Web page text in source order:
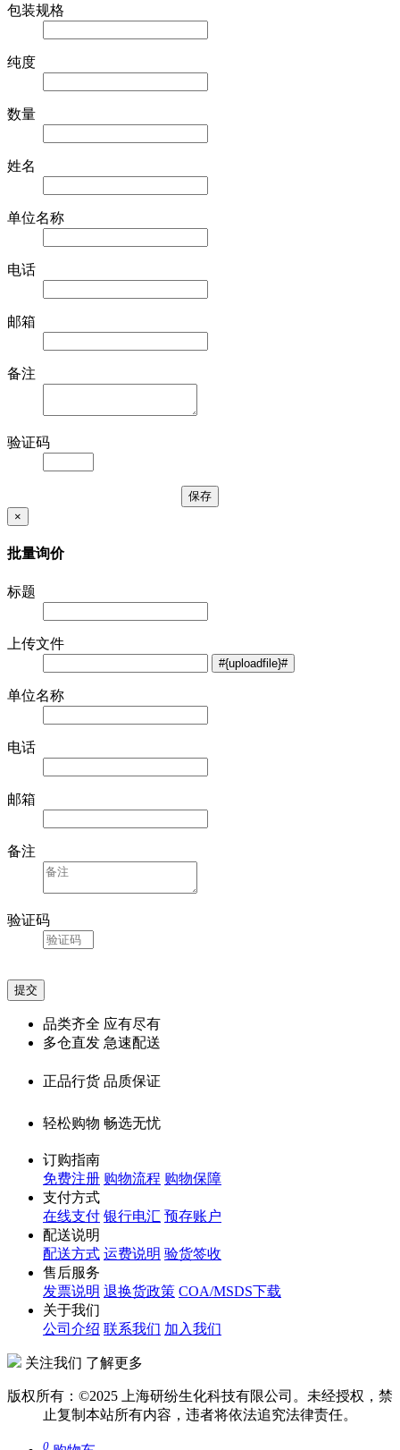
包装规格
纯度
数量
姓名
单位名称
电话
邮箱
备注
验证码
×
批量询价
标题
上传文件
单位名称
电话
邮箱
备注
验证码
品类齐全 应有尽有
多仓直发 急速配送
正品行货 品质保证
轻松购物 畅选无忧
订购指南
免费注册 购物流程 购物保障
支付方式
在线支付 银行电汇 预存账户
配送说明
配送方式 运费说明 验货签收
售后服务
发票说明 退换货政策 COA/MSDS下载
关于我们
公司介绍 联系我们 加入我们
关注我们 了解更多
版权所有：©2025 上海研纷生化科技有限公司。未经授权，禁
止复制本站所有内容，违者将依法追究法律责任。
0